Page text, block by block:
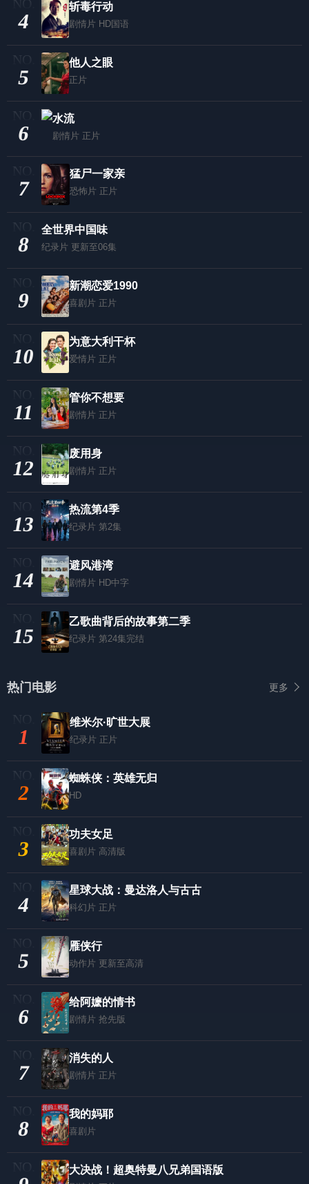
4
斩毒行动
剧情片 HD国语
5
他人之眼
正片
6
水流
剧情片 正片
7
猛尸一家亲
恐怖片 正片
8
全世界中国味
纪录片 更新至06集
9
新潮恋爱1990
喜剧片 正片
10
为意大利干杯
爱情片 正片
11
管你不想要
剧情片 正片
12
废用身
剧情片 正片
13
热流第4季
纪录片 第2集
14
避风港湾
剧情片 HD中字
15
乙歌曲背后的故事第二季
纪录片 第24集完结
热门电影 更多
1
维米尔·旷世大展
纪录片 正片
2
蜘蛛侠：英雄无归
HD
3
功夫女足
喜剧片 高清版
4
星球大战：曼达洛人与古古
科幻片 正片
5
雁侠行
动作片 更新至高清
6
给阿嬷的情书
剧情片 抢先版
7
消失的人
剧情片 正片
8
我的妈耶
喜剧片
大决战！超奥特曼八兄弟国语版